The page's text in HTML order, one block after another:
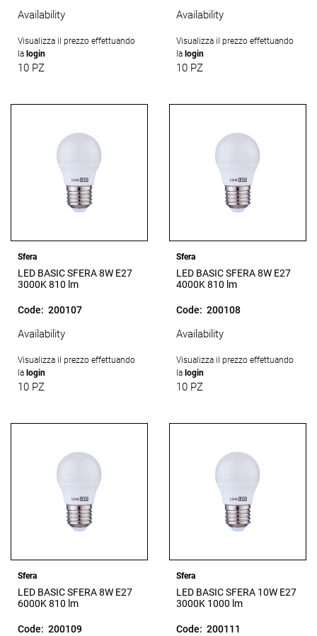
Availability
Visualizza il prezzo effettuando
la login
10 PZ
Availability
Visualizza il prezzo effettuando
la login
10 PZ
Sfera
LED BASIC SFERA 8W E27
3000K 810 lm
Code: 200107
Availability
Visualizza il prezzo effettuando
la login
10 PZ
Sfera
LED BASIC SFERA 8W E27
4000K 810 lm
Code: 200108
Availability
Visualizza il prezzo effettuando
la login
10 PZ
Sfera
LED BASIC SFERA 8W E27
6000K 810 lm
Code: 200109
Sfera
LED BASIC SFERA 10W E27
3000K 1000 lm
Code: 200111